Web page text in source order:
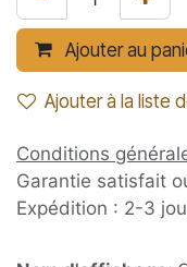
Ajouter au
Ajouter à la liste
Conditions
Garantie satisfait
Expédition : 2-3